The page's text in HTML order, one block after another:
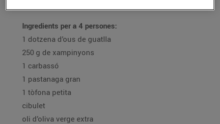
Ingredients per a 4 persones:
1 dotzena d’ous de guatlla
250 g de xampinyons
1 carbassó
1 pastanaga gran
1 tòfona petita
cibulet
oli d’oliva verge extra